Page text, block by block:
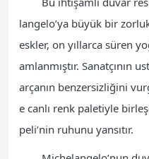
langelo’ya büyük bir
eskler, on yıllarca süren
amlanmıştır. Sanatçının
arçanın benzersizliğini
e canlı renk paletiyle
peli’nin ruhunu yansıtır.